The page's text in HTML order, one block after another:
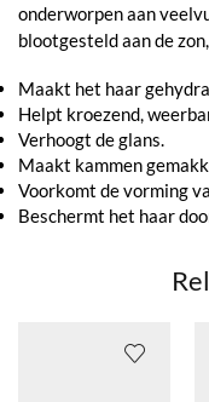
onderworpen aan
blootgesteld aan de
Maakt het haar
Helpt kroezend,
Verhoogt de glans.
Maakt kammen
Voorkomt de vorming
Beschermt het haar